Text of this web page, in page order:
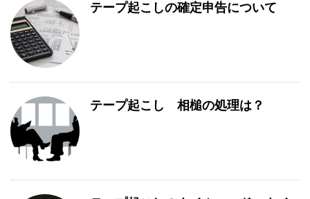
テープ起こしの確定申告について
テープ起こし 相槌の処理は？